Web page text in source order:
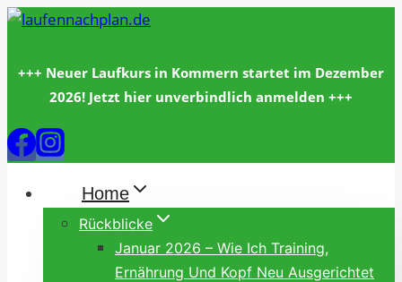
Zum
springen
+++ Neuer Laufkurs in Kommern startet im Dezember
2026! Jetzt hier unverbindlich anmelden +++
Home
Rückblicke
Januar 2026 – Wie Ich Training,
Ernährung Und Kopf Neu Ausgerichtet